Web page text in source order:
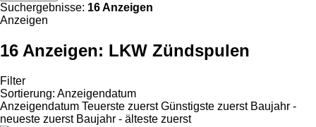
Suchergebnisse: 16 Anzeigen
Anzeigen
16 Anzeigen: LKW Zündspulen
Filter
Sortierung: Anzeigendatum
Anzeigendatum Teuerste zuerst Günstigste zuerst Baujahr -
neueste zuerst Baujahr - älteste zuerst